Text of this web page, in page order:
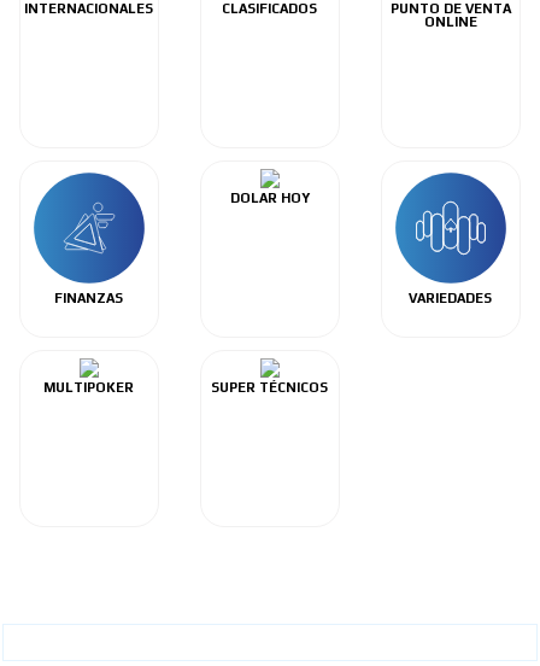
INTERNACIONALES CLASIFICADOS
PUNTO DE VENTA
ONLINE
FINANZAS
DOLAR HOY
VARIEDADES
MULTIPOKER SUPER TÉCNICOS